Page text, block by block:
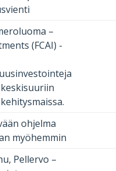
–
(FCAI) -
ohjelma
myöhemmin
Pellervo –